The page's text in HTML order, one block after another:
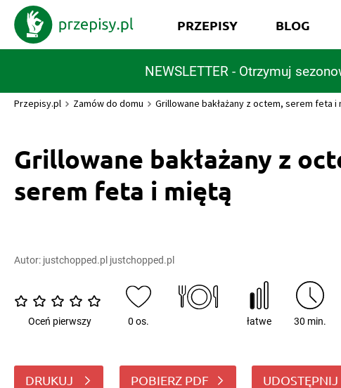
NEWSLETTER - Otrzymuj
PRZEPISY BLOG
Przepisy.pl Zamów do domu Grillowane bakłażany z octem, serem feta i
Grillowane bakłażany z
serem feta i miętą
Autor: justchopped.pl justchopped.pl
Oceń pierwszy 0 os. łatwe 30 min.
DRUKUJ POBIERZ PDF UDOSTĘPNIJ